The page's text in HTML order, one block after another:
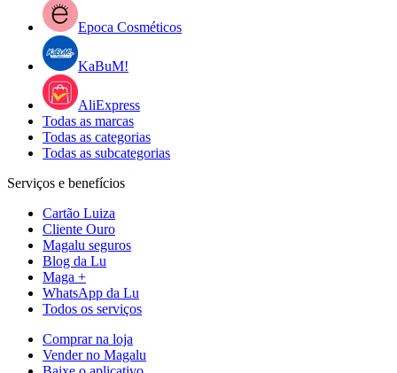
Epoca Cosméticos
KaBuM!
AliExpress
Todas as marcas
Todas as categorias
Todas as subcategorias
Serviços e benefícios
Cartão Luiza
Cliente Ouro
Magalu seguros
Blog da Lu
Maga +
WhatsApp da Lu
Todos os serviços
Comprar na loja
Vender no Magalu